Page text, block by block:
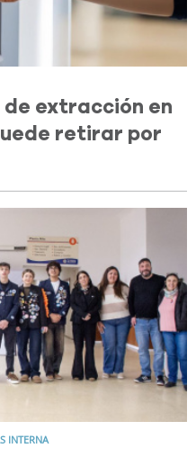
extracción en
retirar por
INTERNA